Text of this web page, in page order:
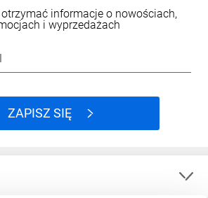
informacje o nowościach,
i wyprzedażach
ZAPISZ SIĘ